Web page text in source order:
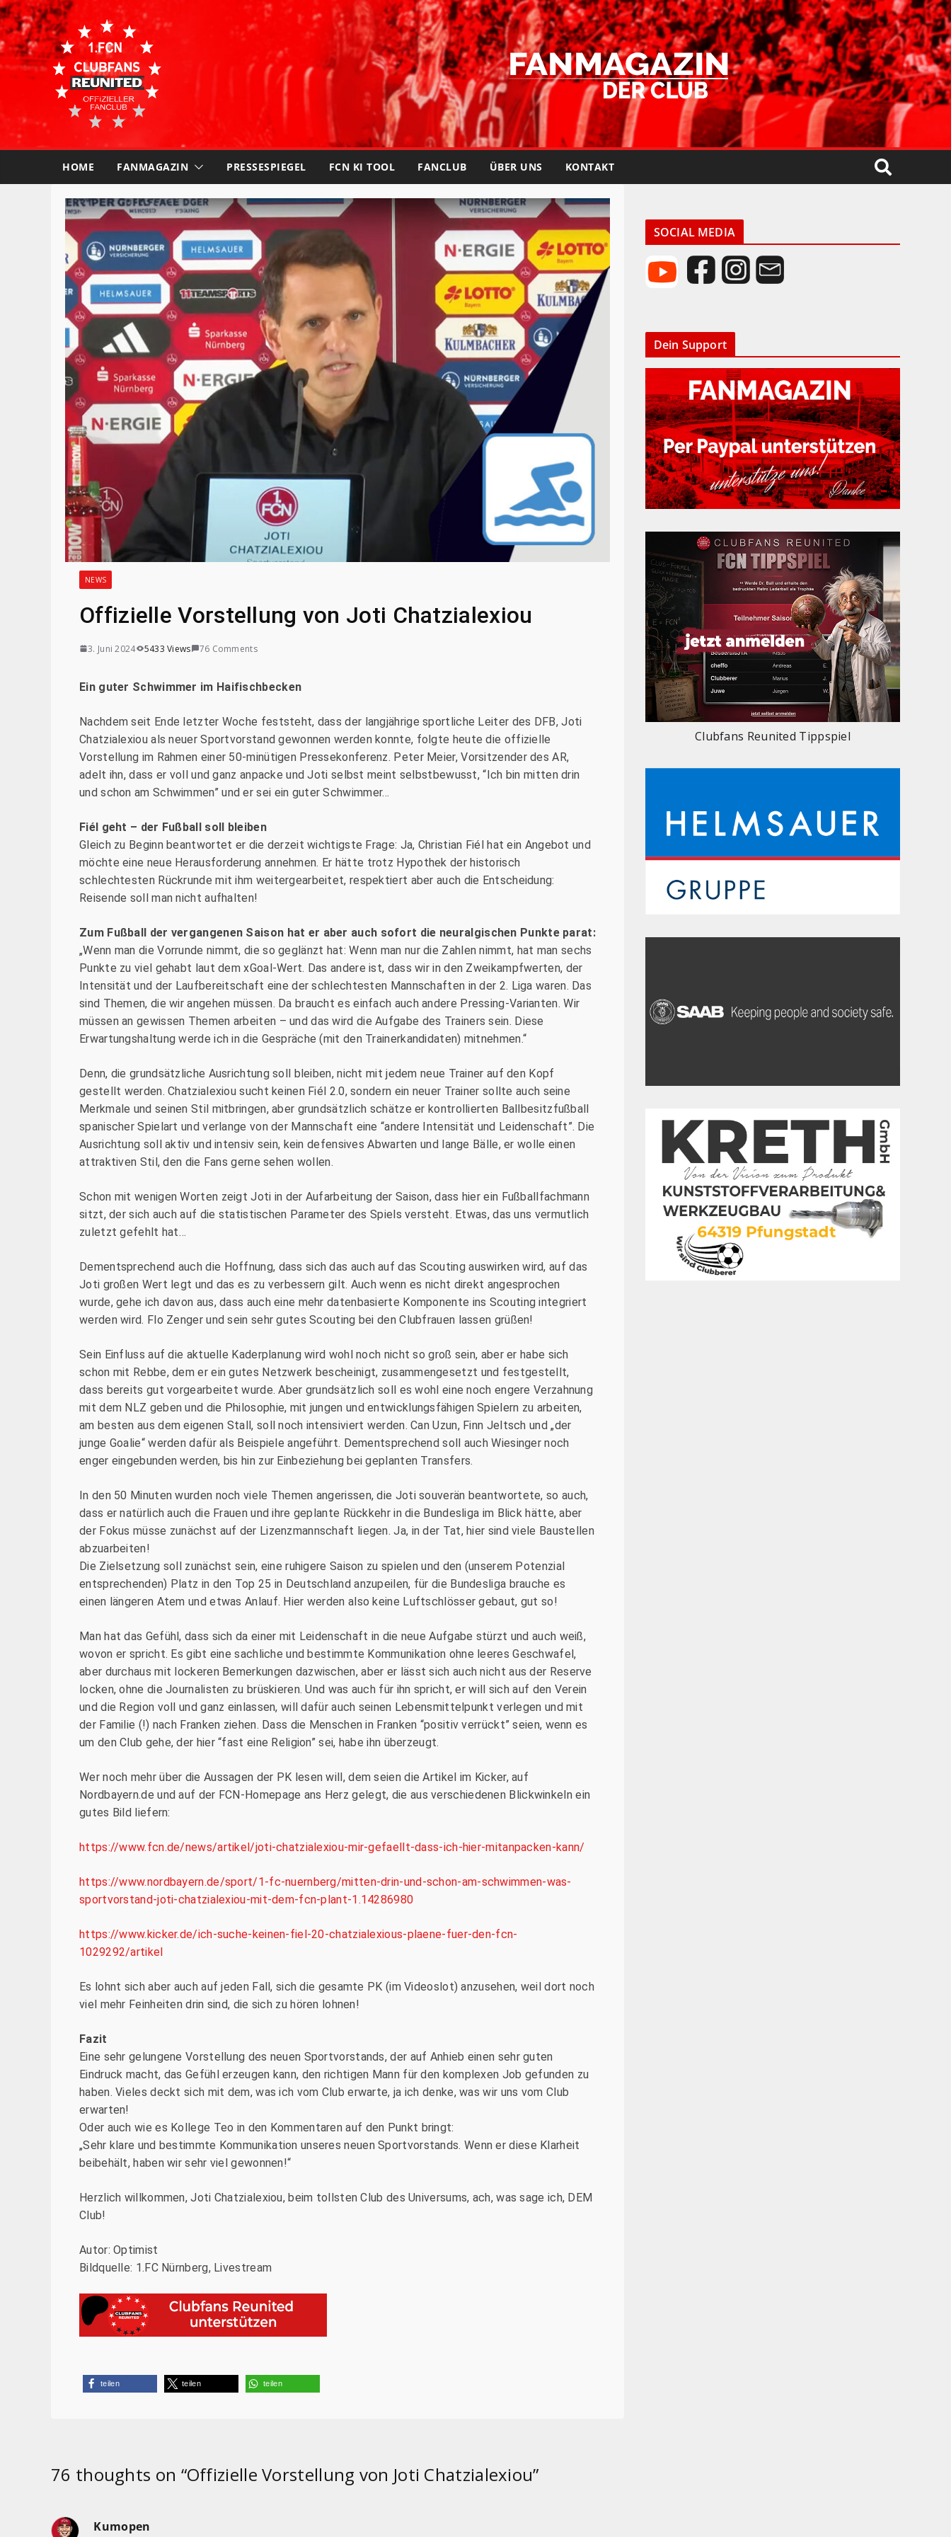
HOME FANMAGAZIN PRESSESPIEGEL FCN KI TOOL FANCLUB ÜBER UNS KONTAKT
NEWS
Offizielle Vorstellung von Joti Chatzialexiou
3. Juni 2024 5433 Views 76 Comments
Ein guter Schwimmer im Haifischbecken
Nachdem seit Ende letzter Woche feststeht, dass der langjährige sportliche Leiter des DFB, Joti
Chatzialexiou als neuer Sportvorstand gewonnen werden konnte, folgte heute die offizielle
Vorstellung im Rahmen einer 50-minütigen Pressekonferenz. Peter Meier, Vorsitzender des AR,
adelt ihn, dass er voll und ganz anpacke und Joti selbst meint selbstbewusst, “Ich bin mitten drin
und schon am Schwimmen” und er sei ein guter Schwimmer…
Fiél geht – der Fußball soll bleiben
Gleich zu Beginn beantwortet er die derzeit wichtigste Frage: Ja, Christian Fiél hat ein Angebot und
möchte eine neue Herausforderung annehmen. Er hätte trotz Hypothek der historisch
schlechtesten Rückrunde mit ihm weitergearbeitet, respektiert aber auch die Entscheidung:
Reisende soll man nicht aufhalten!
Zum Fußball der vergangenen Saison hat er aber auch sofort die neuralgischen Punkte parat:
„Wenn man die Vorrunde nimmt, die so geglänzt hat: Wenn man nur die Zahlen nimmt, hat man sechs
Punkte zu viel gehabt laut dem xGoal-Wert. Das andere ist, dass wir in den Zweikampfwerten, der
Intensität und der Laufbereitschaft eine der schlechtesten Mannschaften in der 2. Liga waren. Das
sind Themen, die wir angehen müssen. Da braucht es einfach auch andere Pressing-Varianten. Wir
müssen an gewissen Themen arbeiten – und das wird die Aufgabe des Trainers sein. Diese
Erwartungshaltung werde ich in die Gespräche (mit den Trainerkandidaten) mitnehmen.“
Denn, die grundsätzliche Ausrichtung soll bleiben, nicht mit jedem neue Trainer auf den Kopf
gestellt werden. Chatzialexiou sucht keinen Fiél 2.0, sondern ein neuer Trainer sollte auch seine
Merkmale und seinen Stil mitbringen, aber grundsätzlich schätze er kontrollierten Ballbesitzfußball
spanischer Spielart und verlange von der Mannschaft eine “andere Intensität und Leidenschaft”. Die
Ausrichtung soll aktiv und intensiv sein, kein defensives Abwarten und lange Bälle, er wolle einen
attraktiven Stil, den die Fans gerne sehen wollen.
Schon mit wenigen Worten zeigt Joti in der Aufarbeitung der Saison, dass hier ein Fußballfachmann
sitzt, der sich auch auf die statistischen Parameter des Spiels versteht. Etwas, das uns vermutlich
zuletzt gefehlt hat…
Dementsprechend auch die Hoffnung, dass sich das auch auf das Scouting auswirken wird, auf das
Joti großen Wert legt und das es zu verbessern gilt. Auch wenn es nicht direkt angesprochen
wurde, gehe ich davon aus, dass auch eine mehr datenbasierte Komponente ins Scouting integriert
werden wird. Flo Zenger und sein sehr gutes Scouting bei den Clubfrauen lassen grüßen!
Sein Einfluss auf die aktuelle Kaderplanung wird wohl noch nicht so groß sein, aber er habe sich
schon mit Rebbe, dem er ein gutes Netzwerk bescheinigt, zusammengesetzt und festgestellt,
dass bereits gut vorgearbeitet wurde. Aber grundsätzlich soll es wohl eine noch engere Verzahnung
mit dem NLZ geben und die Philosophie, mit jungen und entwicklungsfähigen Spielern zu arbeiten,
am besten aus dem eigenen Stall, soll noch intensiviert werden. Can Uzun, Finn Jeltsch und „der
junge Goalie“ werden dafür als Beispiele angeführt. Dementsprechend soll auch Wiesinger noch
enger eingebunden werden, bis hin zur Einbeziehung bei geplanten Transfers.
In den 50 Minuten wurden noch viele Themen angerissen, die Joti souverän beantwortete, so auch,
dass er natürlich auch die Frauen und ihre geplante Rückkehr in die Bundesliga im Blick hätte, aber
der Fokus müsse zunächst auf der Lizenzmannschaft liegen. Ja, in der Tat, hier sind viele Baustellen
abzuarbeiten!
Die Zielsetzung soll zunächst sein, eine ruhigere Saison zu spielen und den (unserem Potenzial
entsprechenden) Platz in den Top 25 in Deutschland anzupeilen, für die Bundesliga brauche es
einen längeren Atem und etwas Anlauf. Hier werden also keine Luftschlösser gebaut, gut so!
Man hat das Gefühl, dass sich da einer mit Leidenschaft in die neue Aufgabe stürzt und auch weiß,
wovon er spricht. Es gibt eine sachliche und bestimmte Kommunikation ohne leeres Geschwafel,
aber durchaus mit lockeren Bemerkungen dazwischen, aber er lässt sich auch nicht aus der Reserve
locken, ohne die Journalisten zu brüskieren. Und was auch für ihn spricht, er will sich auf den Verein
und die Region voll und ganz einlassen, will dafür auch seinen Lebensmittelpunkt verlegen und mit
der Familie (!) nach Franken ziehen. Dass die Menschen in Franken “positiv verrückt” seien, wenn es
um den Club gehe, der hier “fast eine Religion” sei, habe ihn überzeugt.
Wer noch mehr über die Aussagen der PK lesen will, dem seien die Artikel im Kicker, auf
Nordbayern.de und auf der FCN-Homepage ans Herz gelegt, die aus verschiedenen Blickwinkeln ein
gutes Bild liefern:
https://www.fcn.de/news/artikel/joti-chatzialexiou-mir-gefaellt-dass-ich-hier-mitanpacken-kann/
https://www.nordbayern.de/sport/1-fc-nuernberg/mitten-drin-und-schon-am-schwimmen-was-
sportvorstand-joti-chatzialexiou-mit-dem-fcn-plant-1.14286980
https://www.kicker.de/ich-suche-keinen-fiel-20-chatzialexious-plaene-fuer-den-fcn-
1029292/artikel
Es lohnt sich aber auch auf jeden Fall, sich die gesamte PK (im Videoslot) anzusehen, weil dort noch
viel mehr Feinheiten drin sind, die sich zu hören lohnen!
Fazit
Eine sehr gelungene Vorstellung des neuen Sportvorstands, der auf Anhieb einen sehr guten
Eindruck macht, das Gefühl erzeugen kann, den richtigen Mann für den komplexen Job gefunden zu
haben. Vieles deckt sich mit dem, was ich vom Club erwarte, ja ich denke, was wir uns vom Club
erwarten!
Oder auch wie es Kollege Teo in den Kommentaren auf den Punkt bringt:
„Sehr klare und bestimmte Kommunikation unseres neuen Sportvorstands. Wenn er diese Klarheit
beibehält, haben wir sehr viel gewonnen!“
Herzlich willkommen, Joti Chatzialexiou, beim tollsten Club des Universums, ach, was sage ich, DEM
Club!
Autor: Optimist
Bildquelle: 1.FC Nürnberg, Livestream
teilen teilen teilen
76 thoughts on “Offizielle Vorstellung von Joti Chatzialexiou”
Kumopen
SOCIAL MEDIA
Dein Support
Clubfans Reunited Tippspiel